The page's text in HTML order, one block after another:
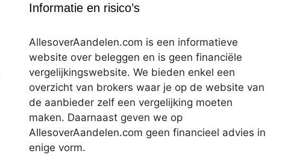
Informatie en risico’s
AllesoverAandelen.com is een informatieve
website over beleggen en is geen financiële
vergelijkingswebsite. We bieden enkel een
overzicht van brokers waar je op de website van
de aanbieder zelf een vergelijking moeten
maken. Daarnaast geven we op
AllesoverAandelen.com geen financieel advies in
enige vorm.